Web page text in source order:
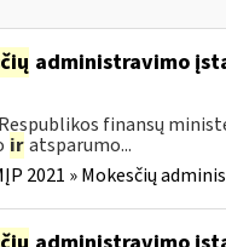
administravimo
finansų
ir atsparumo...
2021 » Mokesčių